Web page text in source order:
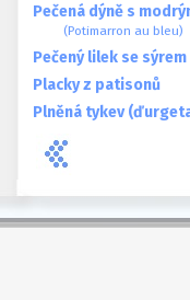
Pečená dýně s
(Potimarron au bleu)
Pečený lilek se
Placky z patisonů
Plněná tykev